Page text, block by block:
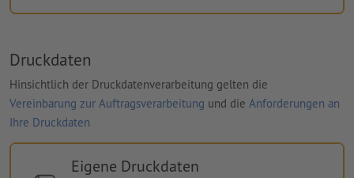
Druckdaten
Hinsichtlich der Druckdatenverarbeitung gelten die
Vereinbarung zur Auftragsverarbeitung und die Anforderungen an
Ihre Druckdaten
Eigene Druckdaten